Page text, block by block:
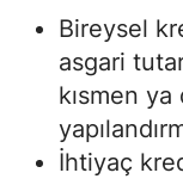
Bireysel
asgari
kısmen
İhtiyaç